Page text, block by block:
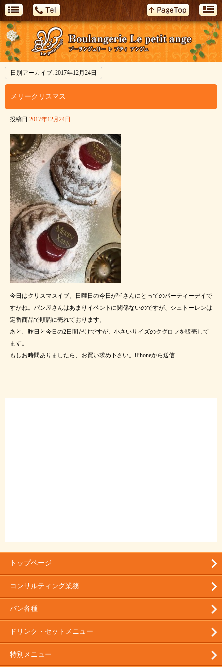
日別アーカイブ: 2017年12月24日
メリークリスマス
投稿日 2017年12月24日
今日はクリスマスイブ。日曜日の今日が皆さんにとってのパーティーデイで
すかね。パン屋さんはあまりイベントに関係ないのですが、シュトーレンは
定番商品で順調に売れております。
あと、昨日と今日の2日間だけですが、小さいサイズのクグロフを販売して
ます。
もしお時間ありましたら、お買い求め下さい。iPhoneから送信
トップページ
コンサルティング業務
パン各種
ドリンク・セットメニュー
特別メニュー